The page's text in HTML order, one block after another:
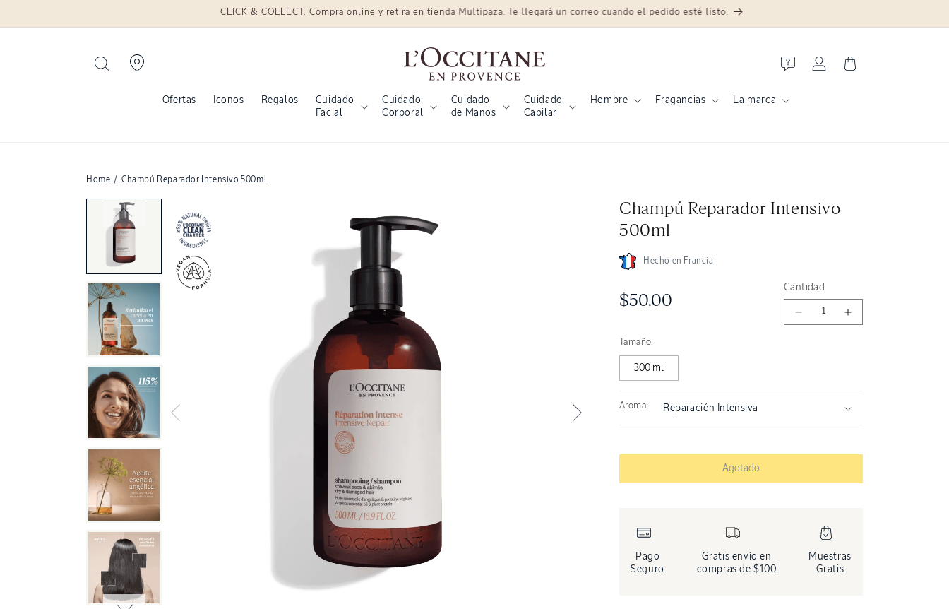
CLICK & COLLECT: Compra online y retira en tienda Multipaza. Te llegará un correo cuando el pedido esté listo.
Ofertas Iconos Regalos
Cuidado
Facial
Cuidado
Corporal
Cuidado
de Manos
Cuidado
Capilar
Hombre Fragancias La marca
Iniciar sesiónCarrito
Home / Champú Reparador Intensivo 500ml
Champú Reparador Intensivo
500ml
Hecho en Francia
Precio habitual
$50.00
Cantidad
Reducir cantidad para
Aumentar
Tamaño:
300 ml
Aroma:
Agotado
Pago
Seguro
Gratis envío en
compras de $100
Muestras
Gratis